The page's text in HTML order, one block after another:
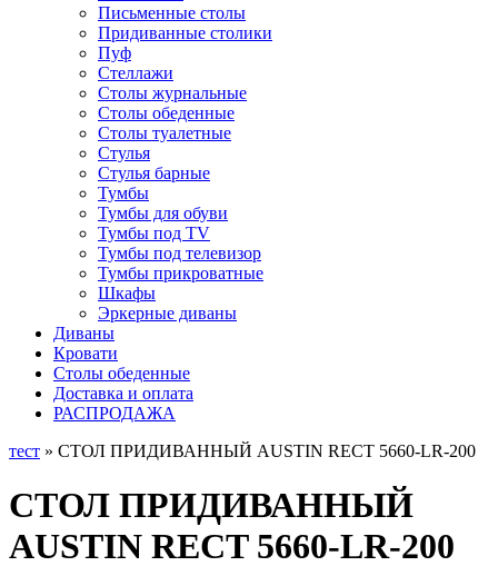
Письменные столы
Придиванные столики
Пуф
Стеллажи
Столы журнальные
Столы обеденные
Столы туалетные
Стулья
Стулья барные
Тумбы
Тумбы для обуви
Тумбы под TV
Тумбы под телевизор
Тумбы прикроватные
Шкафы
Эркерные диваны
Диваны
Кровати
Столы обеденные
Доставка и оплата
РАСПРОДАЖА
тест » СТОЛ ПРИДИВАННЫЙ AUSTIN RECT 5660-LR-200
СТОЛ ПРИДИВАННЫЙ
AUSTIN RECT 5660-LR-200